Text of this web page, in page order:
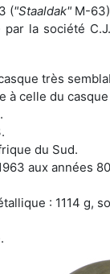
("Staaldak" M-
par la société
très
à celle du
du Sud.
aux années
: 1114 g,